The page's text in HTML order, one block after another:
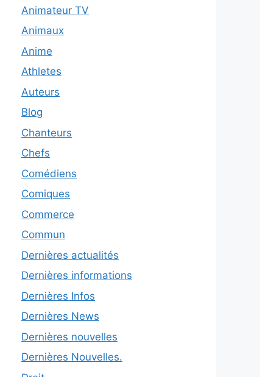
Animateur TV
Animaux
Anime
Athletes
Auteurs
Blog
Chanteurs
Chefs
Comédiens
Comiques
Commerce
Commun
Dernières actualités
Dernières informations
Dernières Infos
Dernières News
Dernières nouvelles
Dernières Nouvelles.